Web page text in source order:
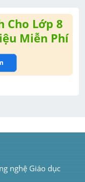
Cho Lớp 8
Miễn Phí
nghệ Giáo dục